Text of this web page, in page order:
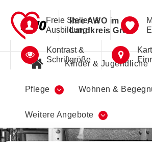
Ihre AWO im
Landkreis Greiz
Freie Stellen &
Ausbildung
Kontrast &
Schriftgröße
Kinder & Jugendliche
Pflege Wohnen &
Weitere Angebote